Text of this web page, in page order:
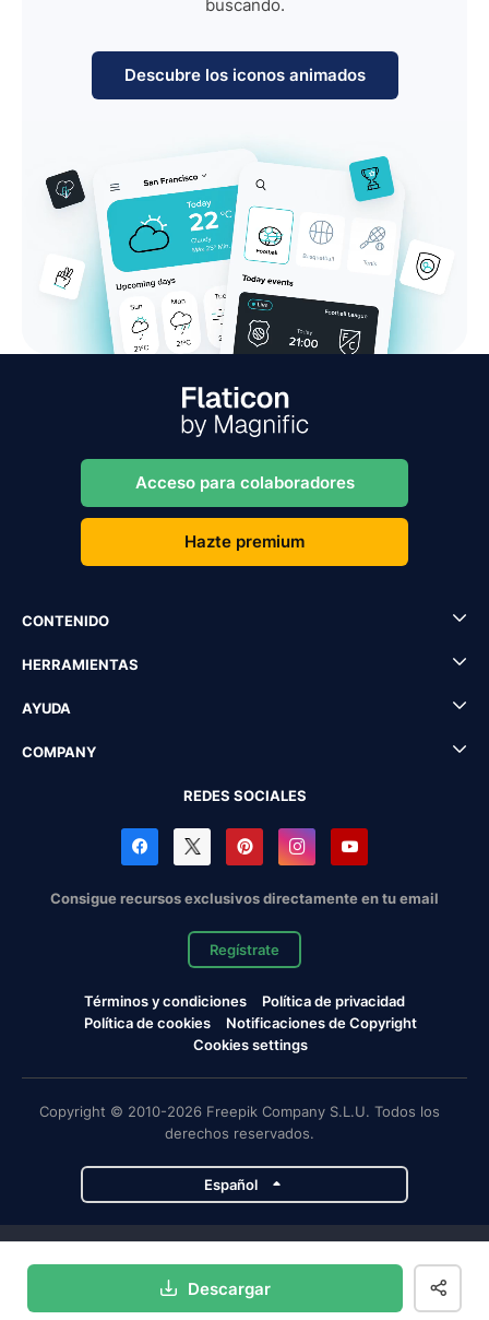
Descargar
buscando.
Descubre los iconos animados
Acceso para colaboradores
Hazte premium
CONTENIDO
HERRAMIENTAS
AYUDA
COMPANY
REDES SOCIALES
Consigue recursos exclusivos directamente en tu email
Regístrate
Términos y condiciones
Política de privacidad
Política de cookies
Notificaciones de Copyright
Cookies settings
Copyright © 2010-2026 Freepik Company S.L.U. Todos los
derechos reservados.
Español
Magnific Flaticon